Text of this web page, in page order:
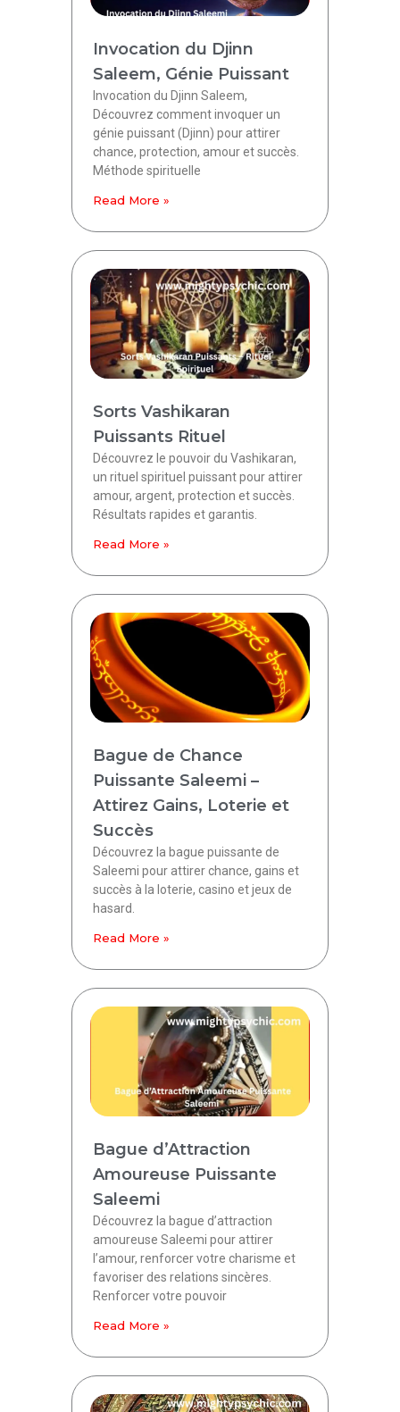
Invocation du Djinn
Saleem, Génie Puissant
Invocation du Djinn Saleem,
Découvrez comment invoquer un
génie puissant (Djinn) pour attirer
chance, protection, amour et succès.
Méthode spirituelle
Read More »
Sorts Vashikaran
Puissants Rituel
Découvrez le pouvoir du Vashikaran,
un rituel spirituel puissant pour attirer
amour, argent, protection et succès.
Résultats rapides et garantis.
Read More »
Bague de Chance
Puissante Saleemi –
Attirez Gains, Loterie et
Succès
Découvrez la bague puissante de
Saleemi pour attirer chance, gains et
succès à la loterie, casino et jeux de
hasard.
Read More »
Bague d’Attraction
Amoureuse Puissante
Saleemi
Découvrez la bague d’attraction
amoureuse Saleemi pour attirer
l’amour, renforcer votre charisme et
favoriser des relations sincères.
Renforcer votre pouvoir
Read More »